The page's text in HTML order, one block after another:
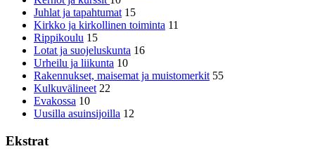
Juhlat ja tapahtumat 15
Kirkko ja kirkollinen toiminta 11
Rippikoulu 15
Lotat ja suojeluskunta 16
Urheilu ja liikunta 10
Rakennukset, maisemat ja muistomerkit 55
Kulkuvälineet 22
Evakossa 10
Uusilla asuinsijoilla 12
Ekstrat